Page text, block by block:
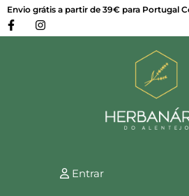
Envio grátis a partir de 39€ para Portugal
Entrar